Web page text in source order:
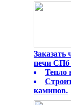
Заказать
печи СПб
Тепло
каминов.